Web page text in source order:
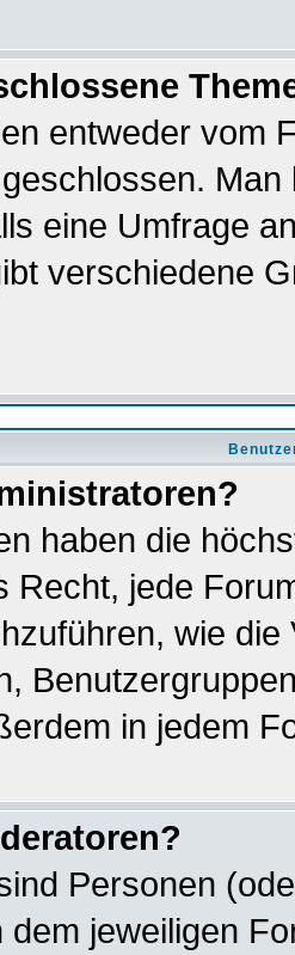
entweder vom
eine Umfrage
verschiedene
haben die
Recht, jede
wie
in jedem
Personen
dem jeweiligen